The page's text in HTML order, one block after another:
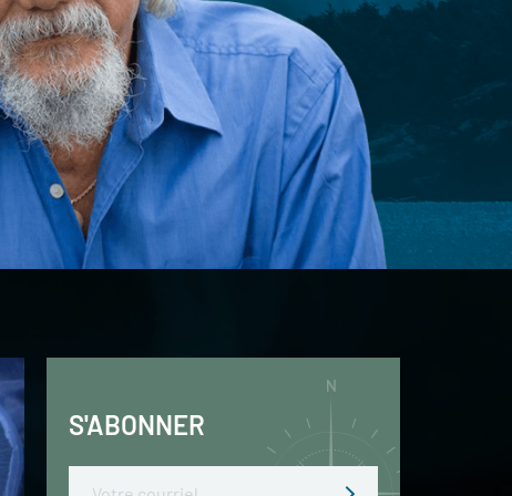
S'ABONNER